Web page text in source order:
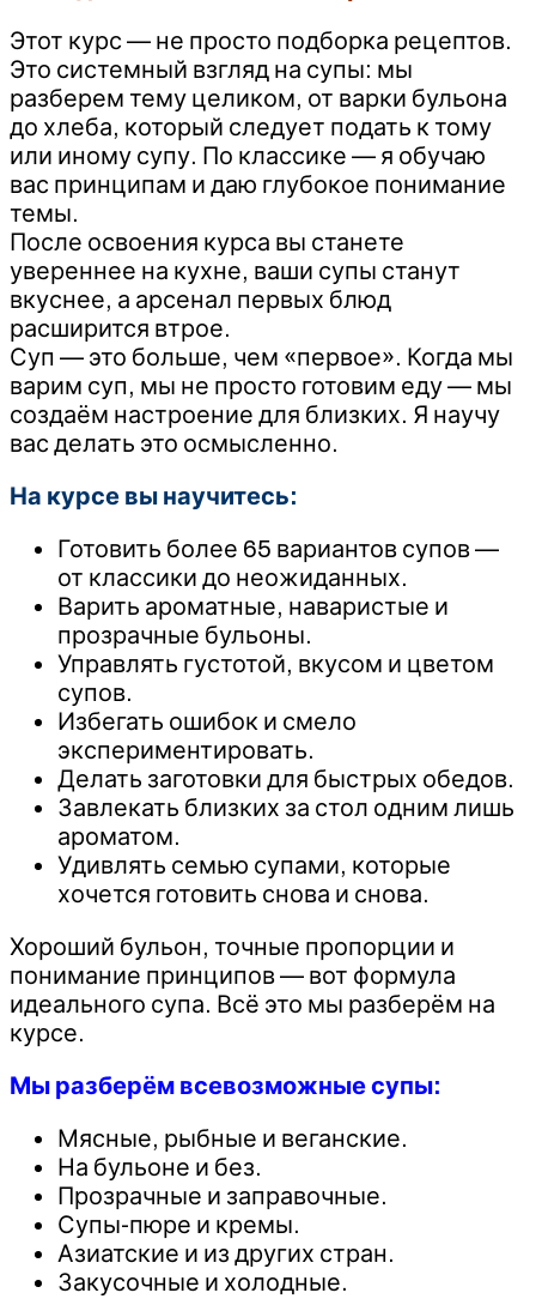
Этот курс — не просто подборка рецептов.
Это системный взгляд на супы: мы
разберем тему целиком, от варки бульона
до хлеба, который следует подать к тому
или иному супу. По классике — я обучаю
вас принципам и даю глубокое понимание
темы.
После освоения курса вы станете
увереннее на кухне, ваши супы станут
вкуснее, а арсенал первых блюд
расширится втрое.
Суп — это больше, чем «первое». Когда мы
варим суп, мы не просто готовим еду — мы
создаём настроение для близких. Я научу
вас делать это осмысленно.
На курсе вы научитесь:
Готовить более 65 вариантов супов —
от классики до неожиданных.
Варить ароматные, наваристые и
прозрачные бульоны.
Управлять густотой, вкусом и цветом
супов.
Избегать ошибок и смело
экспериментировать.
Делать заготовки для быстрых обедов.
Завлекать близких за стол одним лишь
ароматом.
Удивлять семью супами, которые
хочется готовить снова и снова.
Хороший бульон, точные пропорции и
понимание принципов — вот формула
идеального супа. Всё это мы разберём на
курсе.
Мы разберём всевозможные супы:
Мясные, рыбные и веганские.
На бульоне и без.
Прозрачные и заправочные.
Супы-пюре и кремы.
Азиатские и из других стран.
Закусочные и холодные.